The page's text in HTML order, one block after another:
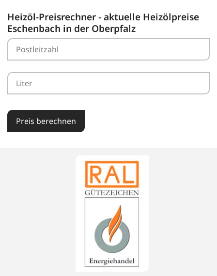
Heizöl-Preisrechner - aktuelle Heizölpreise
Eschenbach in der Oberpfalz
Preis berechnen